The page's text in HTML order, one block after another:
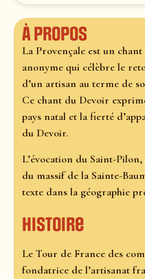
À propos
La Provençale est un
anonyme qui célèbre le
d’un artisan au terme de
Ce chant du Devoir
pays natal et la fierté
du Devoir.
L’évocation du Saint-
du massif de la Sainte-
texte dans la géographie
Histoire
Le Tour de France des
fondatrice de l’artisanat